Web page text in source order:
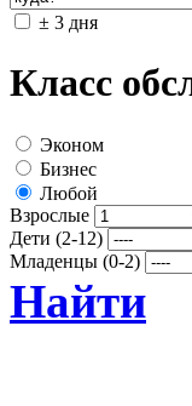
± 3 дня
Класс
Эконом
Бизнес
Любой
Взрослые
Дети (2-12)
Младенцы (0-2)
Найти